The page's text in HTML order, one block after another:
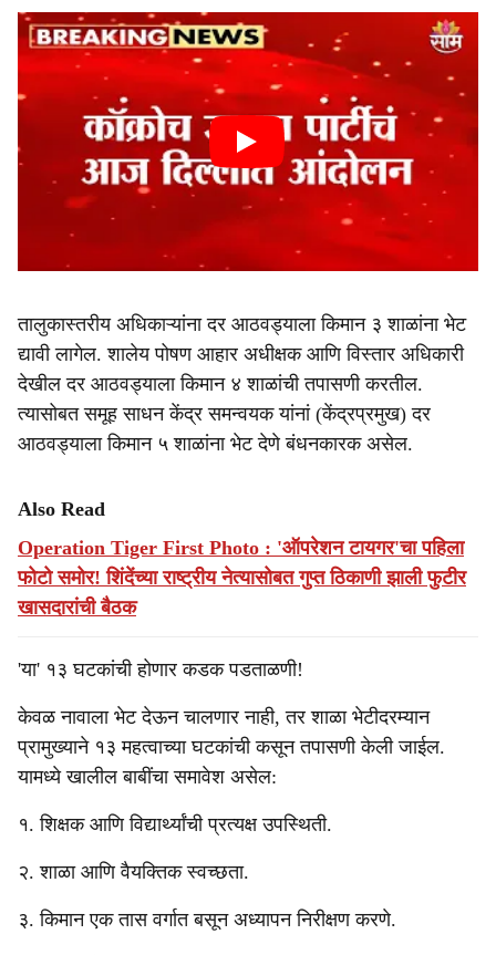
तालुकास्तरीय अधिकाऱ्यांना दर आठवड्याला किमान ३ शाळांना भेट
द्यावी लागेल. शालेय पोषण आहार अधीक्षक आणि विस्तार अधिकारी
देखील दर आठवड्याला किमान ४ शाळांची तपासणी करतील.
त्यासोबत समूह साधन केंद्र समन्वयक यांनां (केंद्रप्रमुख) दर
आठवड्याला किमान ५ शाळांना भेट देणे बंधनकारक असेल.
Also Read
Operation Tiger First Photo : 'ऑपरेशन टायगर'चा पहिला
फोटो समोर! शिंदेंच्या राष्ट्रीय नेत्यासोबत गुप्त ठिकाणी झाली फुटीर
खासदारांची बैठक
'या' १३ घटकांची होणार कडक पडताळणी!
केवळ नावाला भेट देऊन चालणार नाही, तर शाळा भेटीदरम्यान
प्रामुख्याने १३ महत्वाच्या घटकांची कसून तपासणी केली जाईल.
यामध्ये खालील बाबींचा समावेश असेल:
१. शिक्षक आणि विद्यार्थ्यांची प्रत्यक्ष उपस्थिती.
२. शाळा आणि वैयक्तिक स्वच्छता.
३. किमान एक तास वर्गात बसून अध्यापन निरीक्षण करणे.